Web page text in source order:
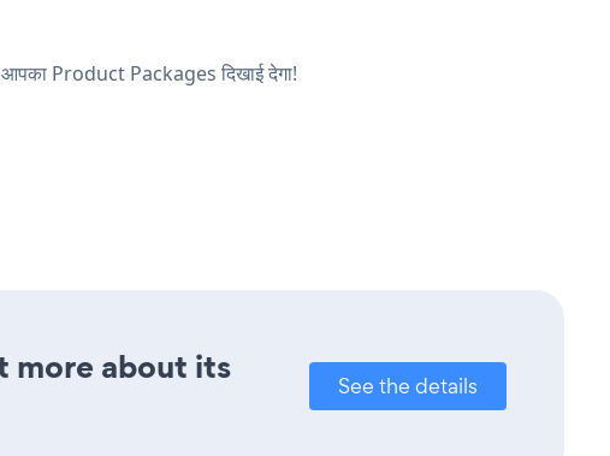
Product Packages दिखाई देगा!
more about its
See the details